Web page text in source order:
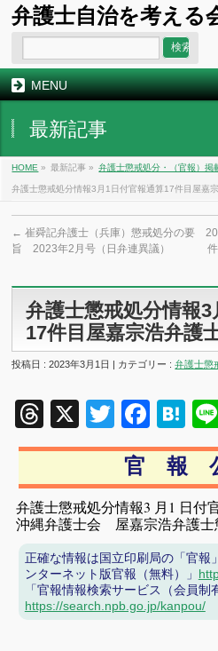
弁護士自治を考える
MENU
最新記事
HOME » 最新記事 » 弁護士懲戒処分・（官報）掲
弁護士懲戒処分情報3月1日付官報通算17件目屋嘉
← 崔舜記弁護士（兵庫）懲戒処分の要
旨 2023年2月号（日弁連異議）
弁護士懲戒処分情報
17件目屋嘉宗浩弁護
投稿日 : 2023年3月1日 | カテゴリー :弁護士懲
Threads
X Twitter
官 報
弁護士懲戒処分情報3 月1 日付
沖縄弁護士会 屋嘉宗浩弁護士
正確な情報は国立印刷局の「官報
ンターネット版官報（無料）」
「官報情報検索サービス（会員制
https://search.npb.go.jp/kanpou/